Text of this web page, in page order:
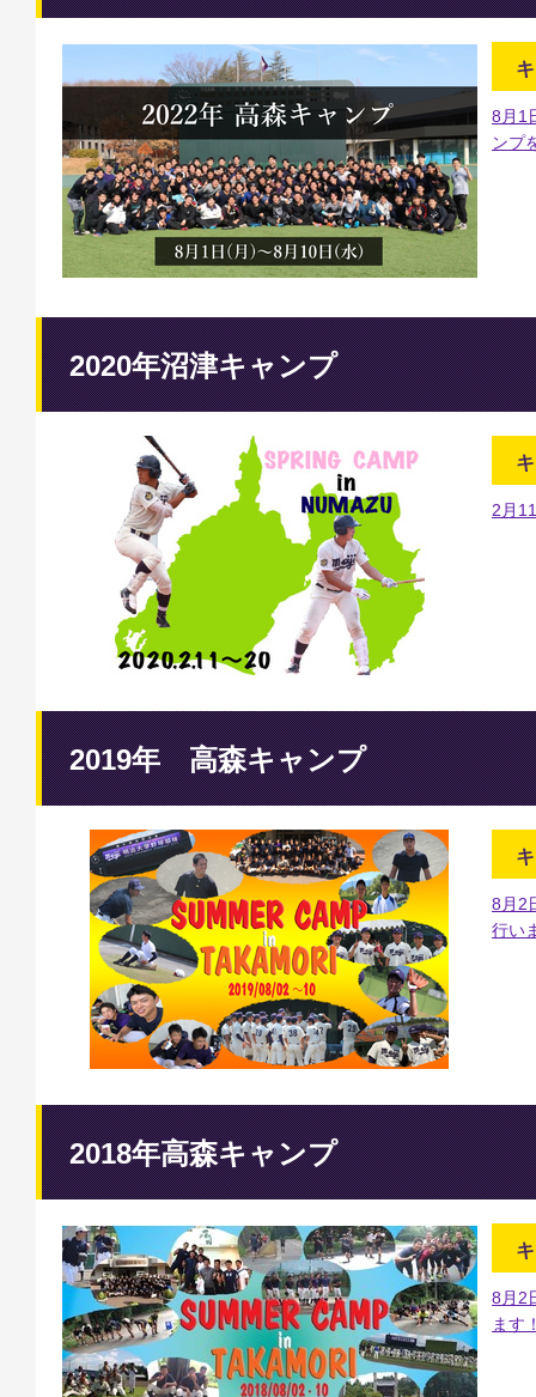
8月1
ンプ
2020年沼津キャンプ
2月
2019年 高森キャンプ
8月2
行い
2018年高森キャンプ
8月2
ます